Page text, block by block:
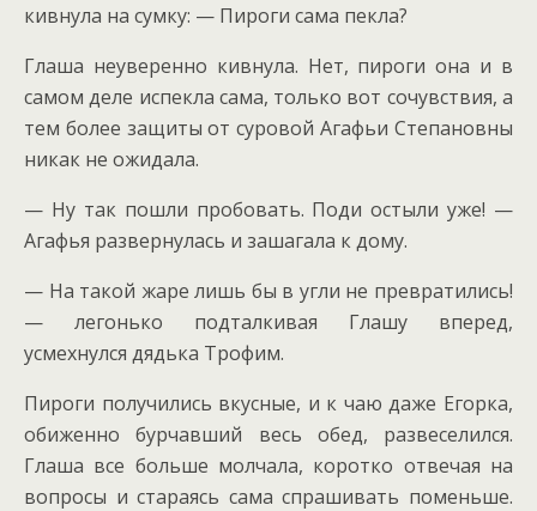
кивнула на сумку: — Пироги сама пекла?
Глаша неуверенно кивнула. Нет, пироги она и в
самом деле испекла сама, только вот сочувствия, а
тем более защиты от суровой Агафьи Степановны
никак не ожидала.
— Ну так пошли пробовать. Поди остыли уже! —
Агафья развернулась и зашагала к дому.
— На такой жаре лишь бы в угли не превратились!
— легонько подталкивая Глашу вперед,
усмехнулся дядька Трофим.
Пироги получились вкусные, и к чаю даже Егорка,
обиженно бурчавший весь обед, развеселился.
Глаша все больше молчала, коротко отвечая на
вопросы и стараясь сама спрашивать поменьше.